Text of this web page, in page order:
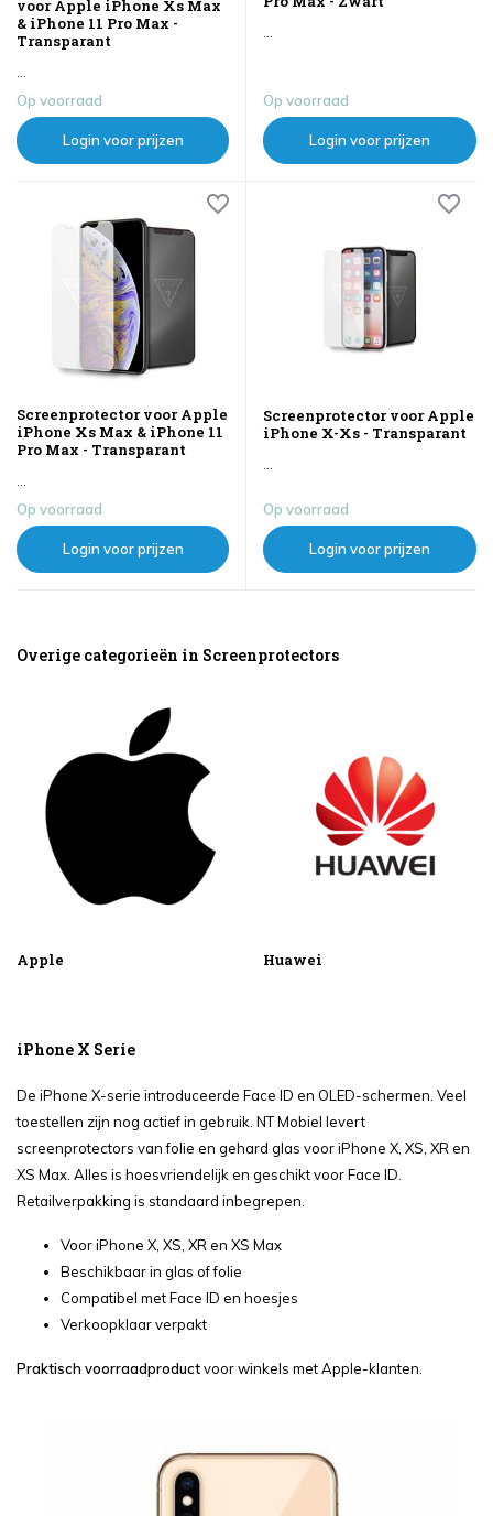
voor Apple iPhone Xs Max
& iPhone 11 Pro Max -
Transparant
...
Op voorraad
Login voor prijzen
Op voorraad
Login voor prijzen
Screenprotector voor Apple
iPhone Xs Max & iPhone 11
Pro Max - Transparant
Op voorraad
Login voor prijzen
Screenprotector voor Apple
iPhone X-Xs - Transparant
Op voorraad
Login voor prijzen
Overige categorieën in Screenprotectors
Apple Huawei
iPhone X Serie
De iPhone X-serie introduceerde Face ID en OLED-schermen. Veel
toestellen zijn nog actief in gebruik. NT Mobiel levert
screenprotectors van folie en gehard glas voor iPhone X, XS, XR en
XS Max. Alles is hoesvriendelijk en geschikt voor Face ID.
Retailverpakking is standaard inbegrepen.
Voor iPhone X, XS, XR en XS Max
Beschikbaar in glas of folie
Compatibel met Face ID en hoesjes
Verkoopklaar verpakt
Praktisch voorraadproductvoor winkels met Apple-klanten.